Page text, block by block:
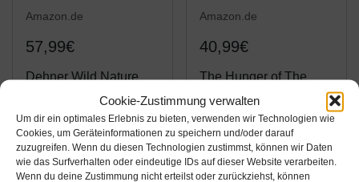
Cookie-Zustimmung verwalten
Um dir ein optimales Erlebnis zu bieten, verwenden wir Technologien wie
Cookies, um Geräteinformationen zu speichern und/oder darauf
zuzugreifen. Wenn du diesen Technologien zustimmst, können wir Daten
wie das Surfverhalten oder eindeutige IDs auf dieser Website verarbeiten.
Wenn du deine Zustimmung nicht erteilst oder zurückziehst, können
Amazon.de
57,99€
Dehner Wild Nature
Hundetrockenfutter
Senior, Hochmoor, 12
kg
Amazon / Ebay
Produkt ansehen*
Amazon.de
40,99€
The Hunger of The
Wolf
Hundetrockenfutter für
erwachsene Hunde,
viel Energie, hohe
Kalorienzahl, alle
Amazon / Ebay
Produkt ansehen*